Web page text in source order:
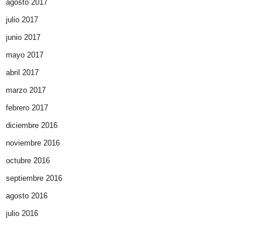
agosto 2017
julio 2017
junio 2017
mayo 2017
abril 2017
marzo 2017
febrero 2017
diciembre 2016
noviembre 2016
octubre 2016
septiembre 2016
agosto 2016
julio 2016